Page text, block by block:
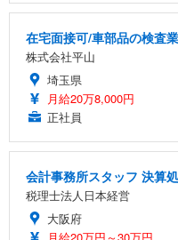
在宅面接可/車部品の検査
株式会社平山
埼玉県
月給20万8,000円
正社員
会計事務所スタッフ 決算
税理士法人日本経営
大阪府